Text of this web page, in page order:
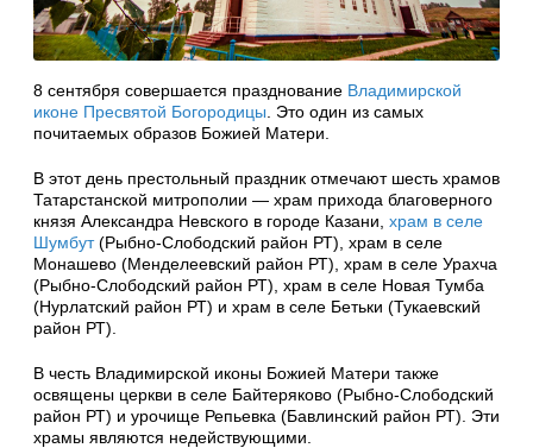
8 сентября совершается празднование Владимирской
иконе Пресвятой Богородицы . Это один из самых
почитаемых образов Божией Матери.
В этот день престольный праздник отмечают шесть храмов
Татарстанской митрополии — храм прихода благоверного
князя Александра Невского в городе Казани, храм в селе
Шумбут(Рыбно-Слободский район РТ), храм в селе
Монашево (Менделеевский район РТ), храм в селе Урахча
(Рыбно-Слободский район РТ), храм в селе Новая Тумба
(Нурлатский район РТ) и храм в селе Бетьки (Тукаевский
район РТ).
В честь Владимирской иконы Божией Матери также
освящены церкви в селе Байтеряково (Рыбно-Слободский
район РТ) и урочище Репьевка (Бавлинский район РТ). Эти
храмы являются недействующими.